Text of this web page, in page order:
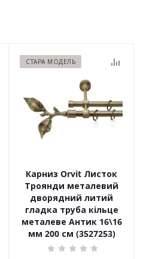
СТАРА МОДЕЛЬ
Карниз Orvit Листок
Троянди металевий
дворядний литий
гладка труба кільце
металеве Антик 16\16
мм 200 см (3527253)